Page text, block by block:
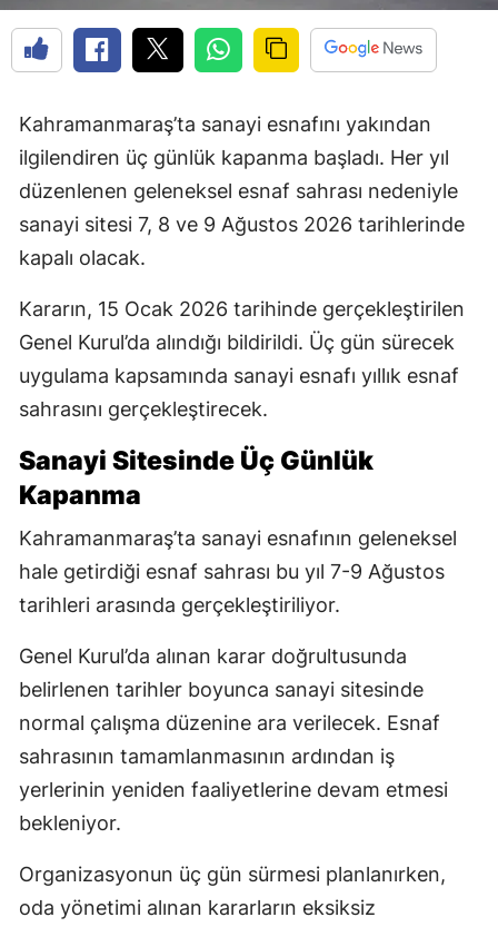
Kahramanmaraş’ta sanayi esnafını yakından
ilgilendiren üç günlük kapanma başladı. Her yıl
düzenlenen geleneksel esnaf sahrası nedeniyle
sanayi sitesi 7, 8 ve 9 Ağustos 2026 tarihlerinde
kapalı olacak.
Kararın, 15 Ocak 2026 tarihinde gerçekleştirilen
Genel Kurul’da alındığı bildirildi. Üç gün sürecek
uygulama kapsamında sanayi esnafı yıllık esnaf
sahrasını gerçekleştirecek.
Sanayi Sitesinde Üç Günlük
Kapanma
Kahramanmaraş’ta sanayi esnafının geleneksel
hale getirdiği esnaf sahrası bu yıl 7-9 Ağustos
tarihleri arasında gerçekleştiriliyor.
Genel Kurul’da alınan karar doğrultusunda
belirlenen tarihler boyunca sanayi sitesinde
normal çalışma düzenine ara verilecek. Esnaf
sahrasının tamamlanmasının ardından iş
yerlerinin yeniden faaliyetlerine devam etmesi
bekleniyor.
Organizasyonun üç gün sürmesi planlanırken,
oda yönetimi alınan kararların eksiksiz